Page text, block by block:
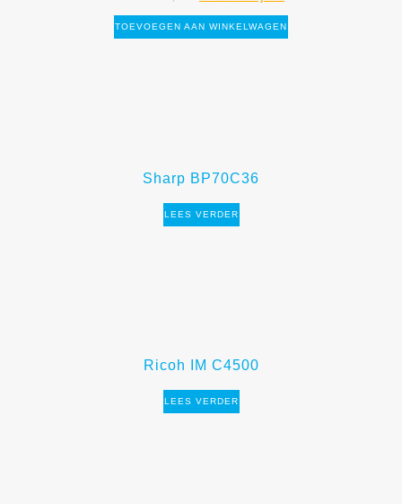
TOEVOEGEN AAN WINKELWAGEN
Sharp BP70C36
LEES VERDER
Ricoh IM C4500
LEES VERDER